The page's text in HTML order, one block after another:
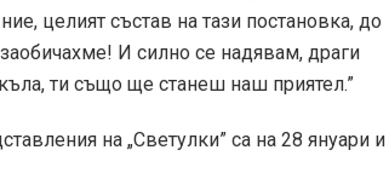
целият състав на тази постановка, до
И силно се надявам, драги
ти също ще станеш наш приятел.”
на „Светулки” са на 28 януари и